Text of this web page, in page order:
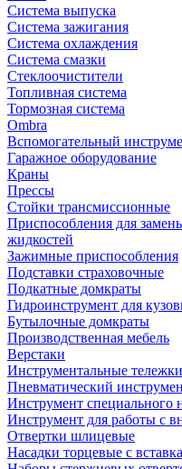
Система выпуска
Система зажигания
Система охлаждения
Система смазки
Стеклоочистители
Топливная система
Тормозная система
Ombra
Вспомогательный
Гаражное оборудование
Краны
Прессы
Стойки трансмиссионные
Приспособления для
жидкостей
Зажимные приспособления
Подставки страховочные
Подкатные домкраты
Гидроинструмент для
Бутылочные домкраты
Производственная мебель
Верстаки
Инструментальные тележки
Пневматический
Инструмент специального
Инструмент для работы с
Отвертки шлицевые
Насадки торцевые с